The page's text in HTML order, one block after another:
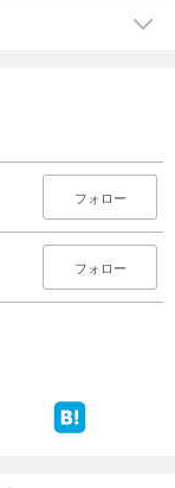
フォロー
フォロー